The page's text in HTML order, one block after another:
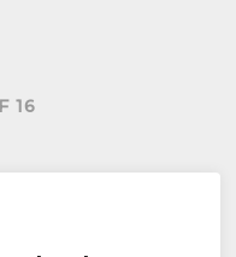
16